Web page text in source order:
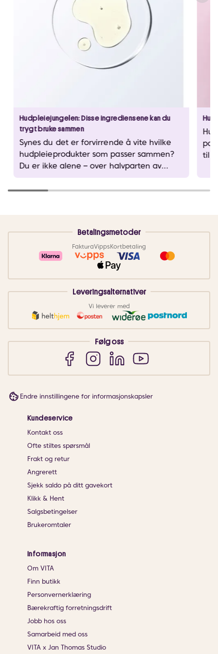
Hudpleiejungelen: Disse ingrediensene kan du
trygt bruke sammen
Synes du det er forvirrende å vite hvilke
hudpleieprodukter som passer sammen?
Du er ikke alene – over halvparten av
norske kvinner sliter med det samme. Her
får du enkle råd som gjør hudpleierutinen
til
Betalingsmetoder
FakturaVippsKortbetaling
Leveringsalternativer
Vi leverer med
Følg oss
Endre innstillingene for informasjonskapsler
Kundeservice
Kontakt oss
Ofte stiltes spørsmål
Frakt og retur
Angrerett
Sjekk saldo på ditt gavekort
Klikk & Hent
Salgsbetingelser
Brukeromtaler
Informasjon
Om VITA
Finn butikk
Personvernerklæring
Bærekraftig forretningsdrift
Jobb hos oss
Samarbeid med oss
VITA x Jan Thomas Studio